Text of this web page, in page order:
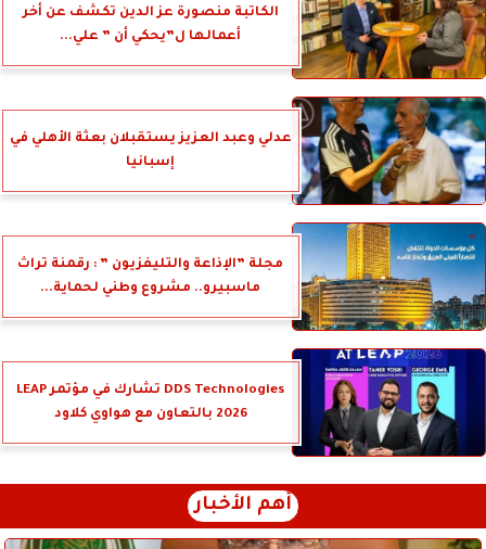
الكاتبة منصورة عز الدين تكشف عن أخر
أعمالها ل”يحكي أن ” علي...
عدلي وعبد العزيز يستقبلان بعثة الأهلي في
إسبانيا
مجلة ”الإذاعة والتليفزيون ” : رقمنة تراث
ماسبيرو.. مشروع وطني لحماية...
DDS Technologies تشارك في مؤتمر LEAP
2026 بالتعاون مع هواوي كلاود
أهم الأخبار